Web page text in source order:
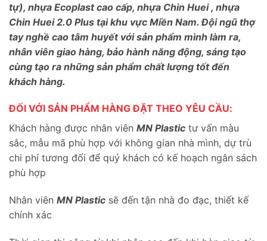
tự), nhựa Ecoplast cao cấp, nhựa Chin Huei , nhựa
Chin Huei 2.0 Plus tại khu vực Miền Nam. Đội ngũ thợ
tay nghề cao tâm huyết với sản phẩm mình làm ra,
nhân viên giao hàng, bảo hành năng động, sáng tạo
cùng tạo ra những sản phẩm chất lượng tốt đến
khách hàng.
ĐỐI VỚI SẢN PHẨM HÀNG ĐẶT THEO YÊU CẦU:
Khách hàng được nhân viên MN Plastic tư vấn màu
sắc, mẫu mã phù hợp với không gian nhà mình, dự trù
chi phí tương đối để quý khách có kế hoạch ngân sách
phù hợp
Nhân viên MN Plastic sẽ đến tận nhà đo đạc, thiết kế
chính xác